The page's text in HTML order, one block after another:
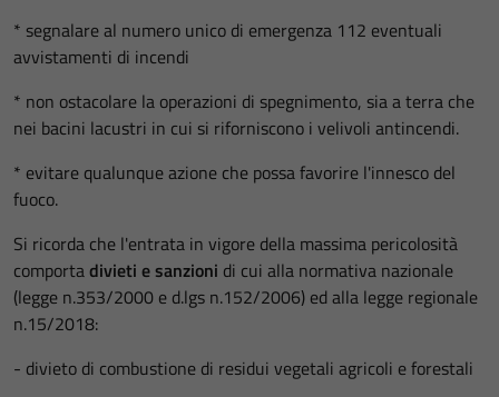
* segnalare al numero unico di emergenza 112 eventuali
avvistamenti di incendi
* non ostacolare la operazioni di spegnimento, sia a terra che
nei bacini lacustri in cui si riforniscono i velivoli antincendi.
* evitare qualunque azione che possa favorire l'innesco del
fuoco.
Si ricorda che l'entrata in vigore della massima pericolosità
comportadivieti e sanzioni di cui alla normativa nazionale
(legge n.353/2000 e d.lgs n.152/2006) ed alla legge regionale
n.15/2018:
- divieto di combustione di residui vegetali agricoli e forestali